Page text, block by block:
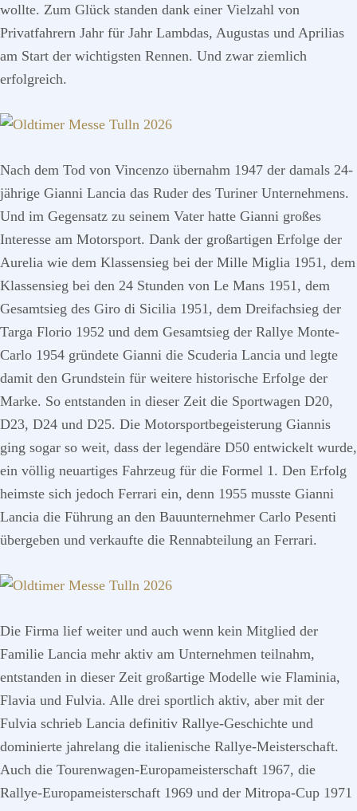
wollte. Zum Glück standen dank einer Vielzahl von
Privatfahrern Jahr für Jahr Lambdas, Augustas und Aprilias
am Start der wichtigsten Rennen. Und zwar ziemlich
erfolgreich.
Nach dem Tod von Vincenzo übernahm 1947 der damals 24-
jährige Gianni Lancia das Ruder des Turiner Unternehmens.
Und im Gegensatz zu seinem Vater hatte Gianni großes
Interesse am Motorsport. Dank der großartigen Erfolge der
Aurelia wie dem Klassensieg bei der Mille Miglia 1951, dem
Klassensieg bei den 24 Stunden von Le Mans 1951, dem
Gesamtsieg des Giro di Sicilia 1951, dem Dreifachsieg der
Targa Florio 1952 und dem Gesamtsieg der Rallye Monte-
Carlo 1954 gründete Gianni die Scuderia Lancia und legte
damit den Grundstein für weitere historische Erfolge der
Marke. So entstanden in dieser Zeit die Sportwagen D20,
D23, D24 und D25. Die Motorsportbegeisterung Giannis
ging sogar so weit, dass der legendäre D50 entwickelt wurde,
ein völlig neuartiges Fahrzeug für die Formel 1. Den Erfolg
heimste sich jedoch Ferrari ein, denn 1955 musste Gianni
Lancia die Führung an den Bauunternehmer Carlo Pesenti
übergeben und verkaufte die Rennabteilung an Ferrari.
Die Firma lief weiter und auch wenn kein Mitglied der
Familie Lancia mehr aktiv am Unternehmen teilnahm,
entstanden in dieser Zeit großartige Modelle wie Flaminia,
Flavia und Fulvia. Alle drei sportlich aktiv, aber mit der
Fulvia schrieb Lancia definitiv Rallye-Geschichte und
dominierte jahrelang die italienische Rallye-Meisterschaft.
Auch die Tourenwagen-Europameisterschaft 1967, die
Rallye-Europameisterschaft 1969 und der Mitropa-Cup 1971